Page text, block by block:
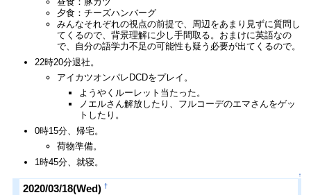
夕食：チーズハンバーグ
みんなそれぞれの視点の前提で、周辺をあまり見ずに質問し
てくるので、背景理解に少し手間取る。おまけに英語なの
で、自分の語学力不足の可能性も疑う必要が出てくるので。
22時20分退社。
アイカツオンパレDCDをプレイ。
ようやくルーレット当たった。
ノエルさん解放したり、フルコーデのエマさんをゲッ
トしたり。
0時15分、帰宅。
荷物準備。
1時45分、就寝。
↑
2020/03/18(Wed) †